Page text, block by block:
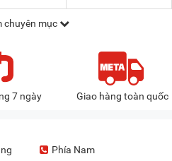
chuyên mục
7 ngày Giao hàng toàn quốc
Phía Nam